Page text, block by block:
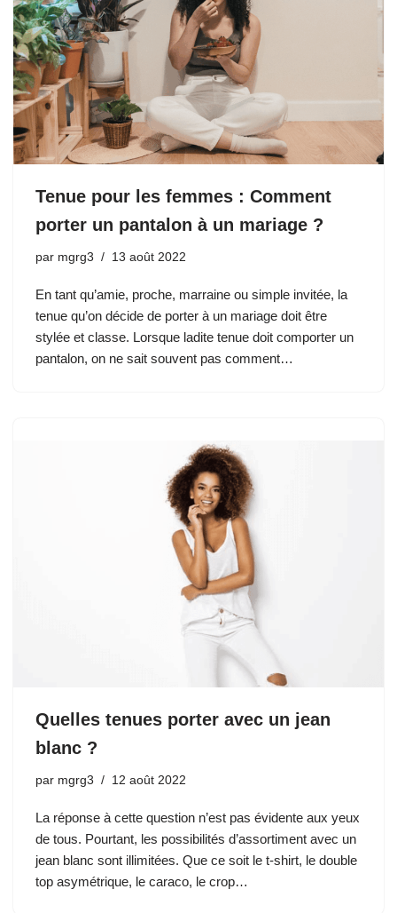
Tenue pour les femmes : Comment
porter un pantalon à un mariage ?
par mgrg3 13 août 2022
En tant qu’amie, proche, marraine ou simple invitée, la
tenue qu’on décide de porter à un mariage doit être
stylée et classe. Lorsque ladite tenue doit comporter un
pantalon, on ne sait souvent pas comment…
Quelles tenues porter avec un jean
blanc ?
par mgrg3 12 août 2022
La réponse à cette question n’est pas évidente aux yeux
de tous. Pourtant, les possibilités d’assortiment avec un
jean blanc sont illimitées. Que ce soit le t-shirt, le double
top asymétrique, le caraco, le crop…